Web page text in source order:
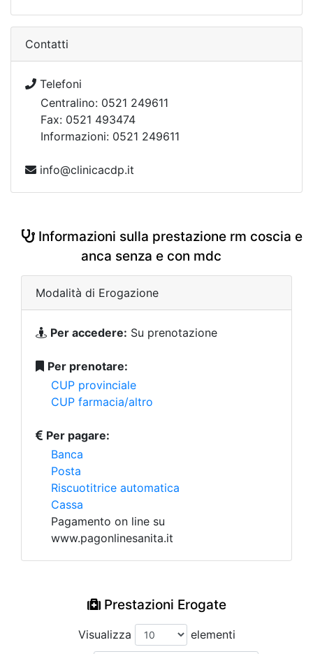
Contatti
Telefoni
Centralino: 0521 249611
Fax: 0521 493474
Informazioni: 0521 249611
info@clinicacdp.it
Informazioni sulla prestazione rm coscia e
anca senza e con mdc
Modalità di Erogazione
Per accedere: Su prenotazione
Per prenotare:
CUP provinciale
CUP farmacia/altro
Per pagare:
Banca
Posta
Riscuotitrice automatica
Cassa
Pagamento on line su
www.pagonlinesanita.it
Prestazioni Erogate
Visualizza
elementi